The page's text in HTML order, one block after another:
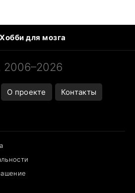
Хобби для мозга
в океанариуме
2006–2026
О проекте Контакты